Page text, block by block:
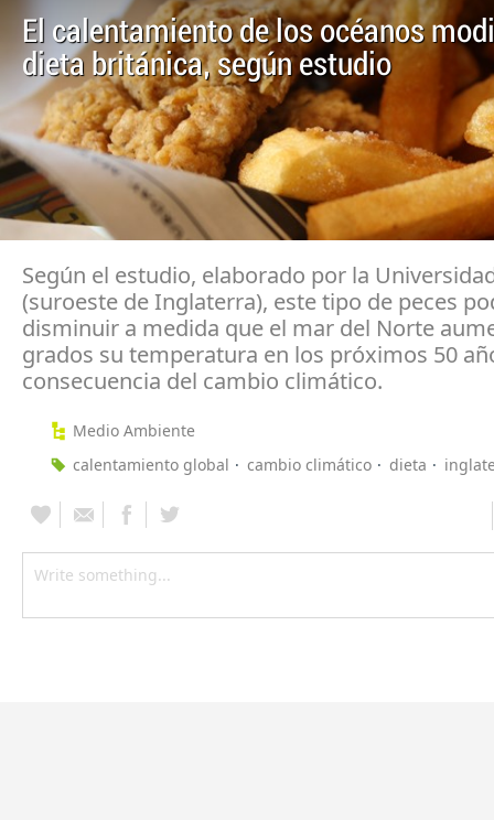
El calentamiento de los océanos
dieta británica, según estudio
Según el estudio, elaborado por la
(suroeste de Inglaterra), este tipo de peces
disminuir a medida que el mar del Norte
grados su temperatura en los próximos 50
consecuencia del cambio climático.
Medio Ambiente
calentamiento global
cambio climático dieta